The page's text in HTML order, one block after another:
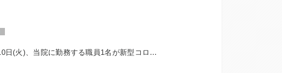
平素より大変お世話になっております。 5月10日(火)、当院に勤務する職員1名が新型コロナウイルスに...